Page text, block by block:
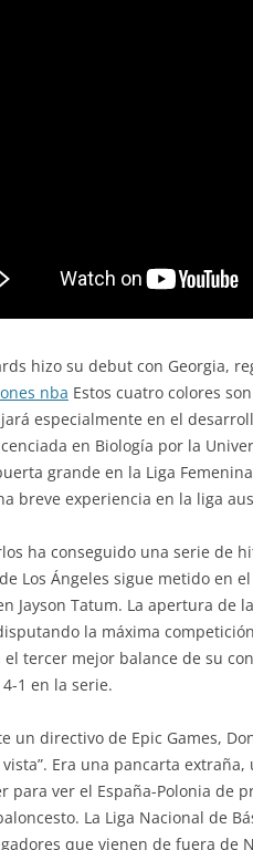
hizo su debut con Georgia,
nba Estos cuatro colores
especialmente en el
en Biología por la
grande en la Liga
breve experiencia en la liga
ha conseguido una serie de
Los Ángeles sigue metido
Jayson Tatum. La apertura
la máxima
tercer mejor balance de su
1 en la serie.
un directivo de Epic Games,
Era una pancarta
para ver el España-Polonia de
La Liga Nacional de
que vienen de fuera